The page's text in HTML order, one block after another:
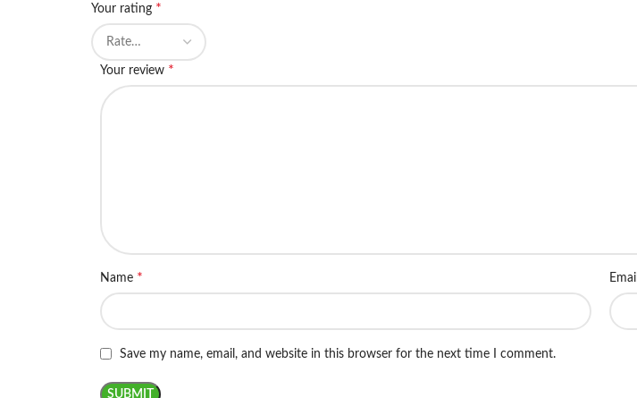
Your rating *
Your review *
Name * Email
Save my name, email, and website in this browser for the next time I comment.